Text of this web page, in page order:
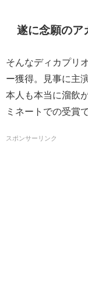
遂に念願のア
そんなディカプリ
ー獲得。見事に主
本人も本当に溜飲
ミネートでの受賞
スポンサーリンク